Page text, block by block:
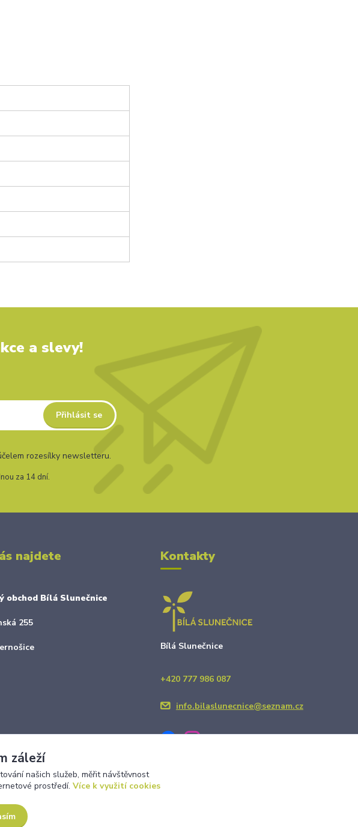
a slevy!
Přihlásit se
rozesílky newsletteru.
za 14 dní.
najdete
obchod Bílá Slunečnice
255
Kontakty
Bílá Slunečnice
+420 777 986 087
info.bilaslunecnice@seznam.cz
záleží
našich služeb, měřit návštěvnost
prostředí. Více k využití cookies